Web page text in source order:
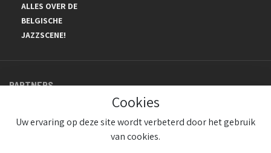
ALLES OVER DE
BELGISCHE
JAZZSCENE!
PARTNERS
Cookies
Uw ervaring op deze site wordt verbeterd door het gebruik
van cookies.